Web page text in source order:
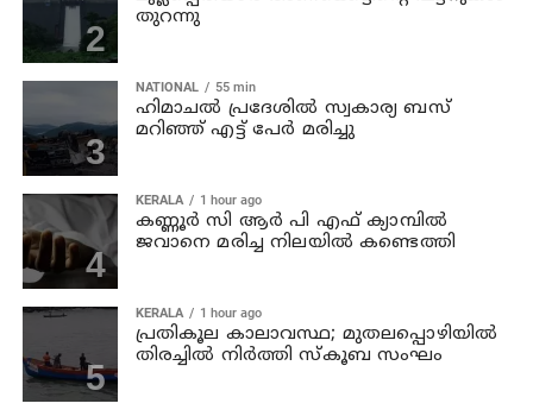
തുറന്നു
NATIONAL 55 min
ഹിമാചല്‍ പ്രദേശില്‍ സ്വകാര്യ ബസ്
മറിഞ്ഞ് എട്ട് പേര്‍ മരിച്ചു
KERALA 1 hour ago
കണ്ണൂര്‍ സി ആര്‍ പി എഫ് ക്യാമ്പില്‍
ജവാനെ മരിച്ച നിലയില്‍ കണ്ടെത്തി
KERALA 1 hour ago
പ്രതികൂല കാലാവസ്ഥ; മുതലപ്പൊഴിയില്‍
തിരച്ചില്‍ നിര്‍ത്തി സ്കൂബ സംഘം